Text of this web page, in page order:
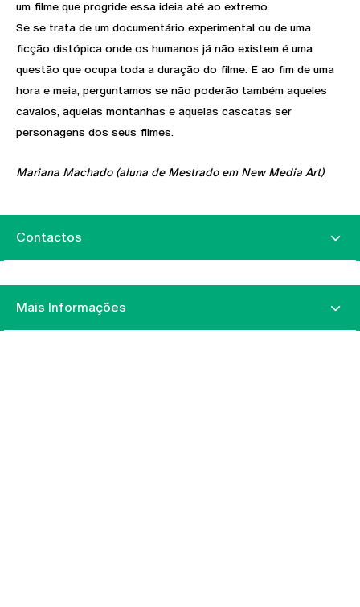
um filme que progride essa ideia até ao extremo.
Se se trata de um documentário experimental ou de uma
ficção distópica onde os humanos já não existem é uma
questão que ocupa toda a duração do filme. E ao fim de uma
hora e meia, perguntamos se não poderão também aqueles
cavalos, aquelas montanhas e aquelas cascatas ser
personagens dos seus filmes.
Mariana Machado (aluna de Mestrado em New Media Art)
Contactos
Mais Informações